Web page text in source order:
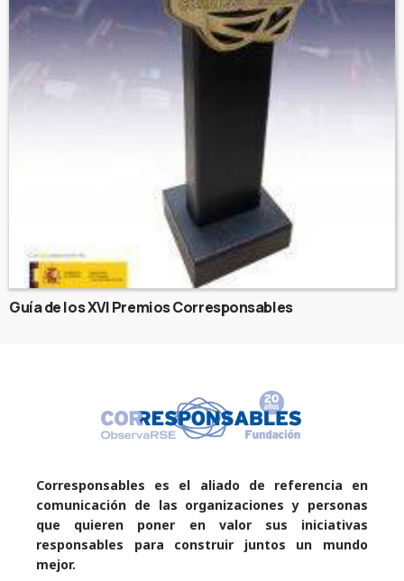
Guía de los XVI Premios Corresponsables
Corresponsables es el aliado de referencia en
comunicación de las organizaciones y personas
que quieren poner en valor sus iniciativas
responsables para construir juntos un mundo
mejor.